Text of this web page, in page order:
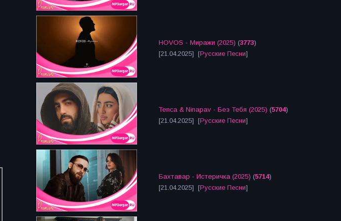
HOVOS - Миражи (2025) (3773)
[21.04.2025] [Русские Песни]
Tenca & Ninapav - Без Тебя (2025) (5704)
[21.04.2025] [Русские Песни]
Бахтавар - Истеричка (2025) (5714)
[21.04.2025] [Русские Песни]